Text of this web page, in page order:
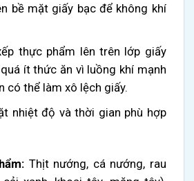
bề mặt giấy bạc để không khí
thực phẩm lên trên lớp giấy
ít thức ăn vì luồng khí mạnh
có thể làm xô lệch giấy.
nhiệt độ và thời gian phù hợp
Thịt nướng, cá nướng, rau